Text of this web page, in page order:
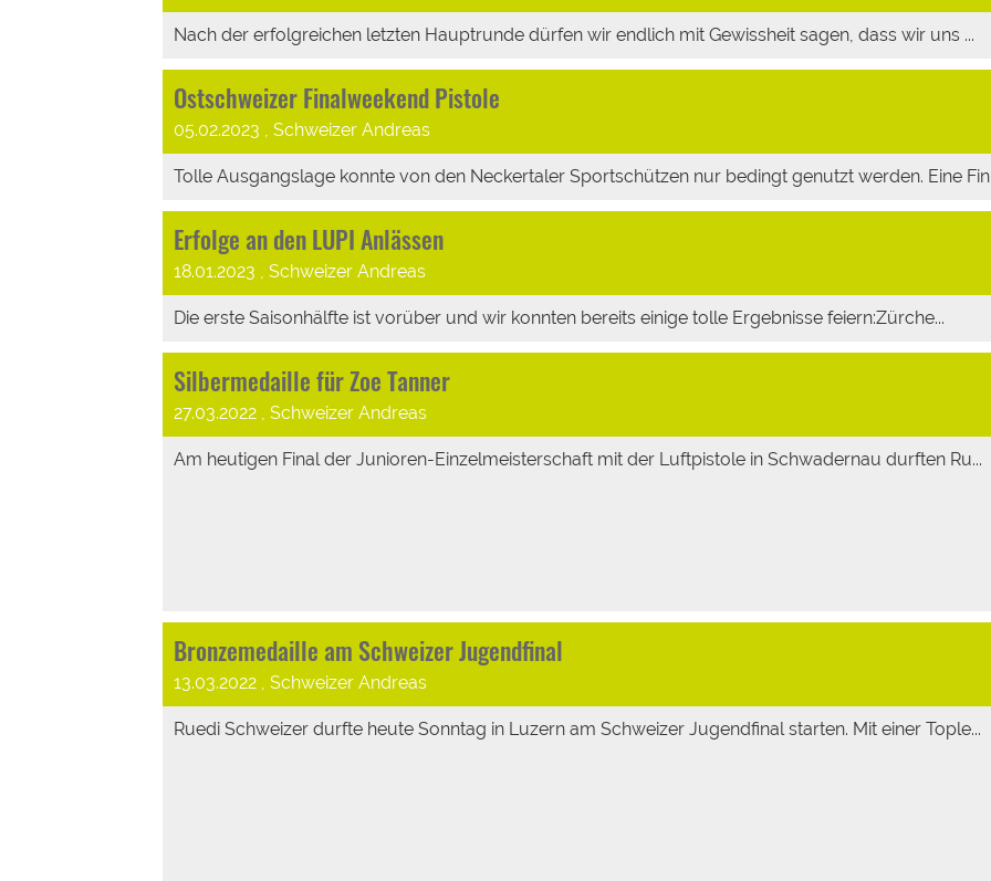
Nach der erfolgreichen letzten Hauptrunde dürfen wir endlich mit Gewissheit sagen, dass wir uns ...
Ostschweizer Finalweekend Pistole
05.02.2023 , Schweizer Andreas
Tolle Ausgangslage konnte von den Neckertaler Sportschützen nur bedingt genutzt werden. Eine
Erfolge an den LUPI Anlässen
18.01.2023 , Schweizer Andreas
Die erste Saisonhälfte ist vorüber und wir konnten bereits einige tolle Ergebnisse feiern:Zürche...
Silbermedaille für Zoe Tanner
27.03.2022 , Schweizer Andreas
Am heutigen Final der Junioren-Einzelmeisterschaft mit der Luftpistole in Schwadernau durften Ru...
Bronzemedaille am Schweizer Jugendfinal
13.03.2022 , Schweizer Andreas
Ruedi Schweizer durfte heute Sonntag in Luzern am Schweizer Jugendfinal starten. Mit einer Tople...